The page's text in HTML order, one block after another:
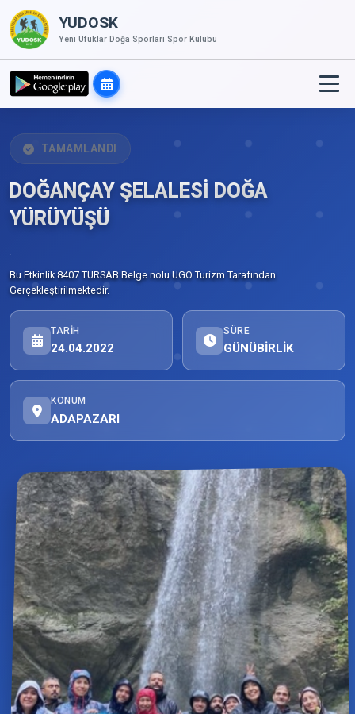
YUDOSK
Yeni Ufuklar Doğa Sporları Spor Kulübü
TAMAMLANDI
DOĞANÇAY ŞELALESİ DOĞA
YÜRÜYÜŞÜ
.
Bu Etkinlik 8407 TURSAB Belge nolu UGO Turizm Tarafından
Gerçekleştirilmektedir.
TARIH
24.04.2022
SÜRE
GÜNÜBİRLİK
KONUM
ADAPAZARI